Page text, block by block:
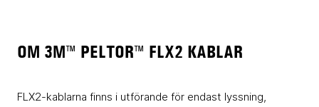
OM 3M™ PELTOR™ FLX2 KABLAR
FLX2-kablarna finns i utförande för endast lyssning,